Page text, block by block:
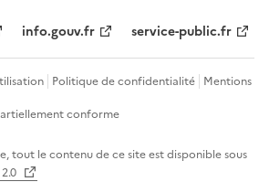
info.gouv.fr service-public.fr
Politique de confidentialité Mentions
conforme
tout le contenu de ce site est disponible sous